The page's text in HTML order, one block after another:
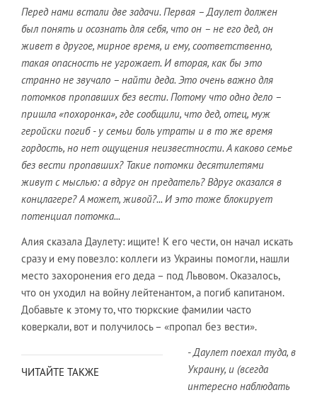
Перед нами встали две задачи. Первая – Даулет должен
был понять и осознать для себя, что он – не его дед, он
живет в другое, мирное время, и ему, соответственно,
такая опасность не угрожает. И вторая, как бы это
странно не звучало – найти деда. Это очень важно для
потомков пропавших без вести. Потому что одно дело –
пришла «похоронка», где сообщили, что дед, отец, муж
геройски погиб - у семьи боль утраты и в то же время
гордость, но нет ощущения неизвестности. А каково семье
без вести пропавших? Такие потомки десятилетями
живут с мыслью: а вдруг он предатель? Вдруг оказался в
концлагере? А может, живой?... И это тоже блокирует
потенциал потомка...
Алия сказала Даулету: ищите! К его чести, он начал искать
сразу и ему повезло: коллеги из Украины помогли, нашли
место захоронения его деда – под Львовом. Оказалось,
что он уходил на войну лейтенантом, а погиб капитаном.
Добавьте к этому то, что тюркские фамилии часто
коверкали, вот и получилось – «пропал без вести».
ЧИТАЙТЕ ТАКЖЕ
- Даулет поехал туда, в
Украину, и (всегда
интересно наблюдать